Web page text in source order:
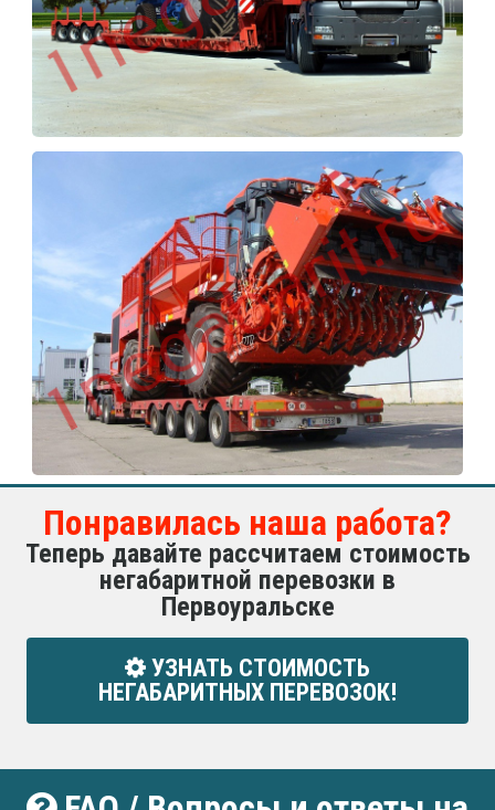
Понравилась наша работа?
Теперь давайте рассчитаем стоимость
негабаритной перевозки в
Первоуральске
УЗНАТЬ СТОИМОСТЬ
НЕГАБАРИТНЫХ ПЕРЕВОЗОК!